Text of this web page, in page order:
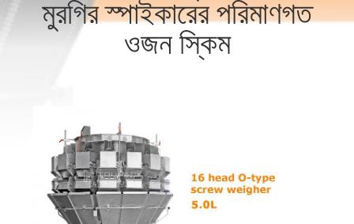
নিয়ন্ত্রণ
যোগাযোগ
মুরগির স্পাইকারের পরিমাণগত
ওজন স্কিম